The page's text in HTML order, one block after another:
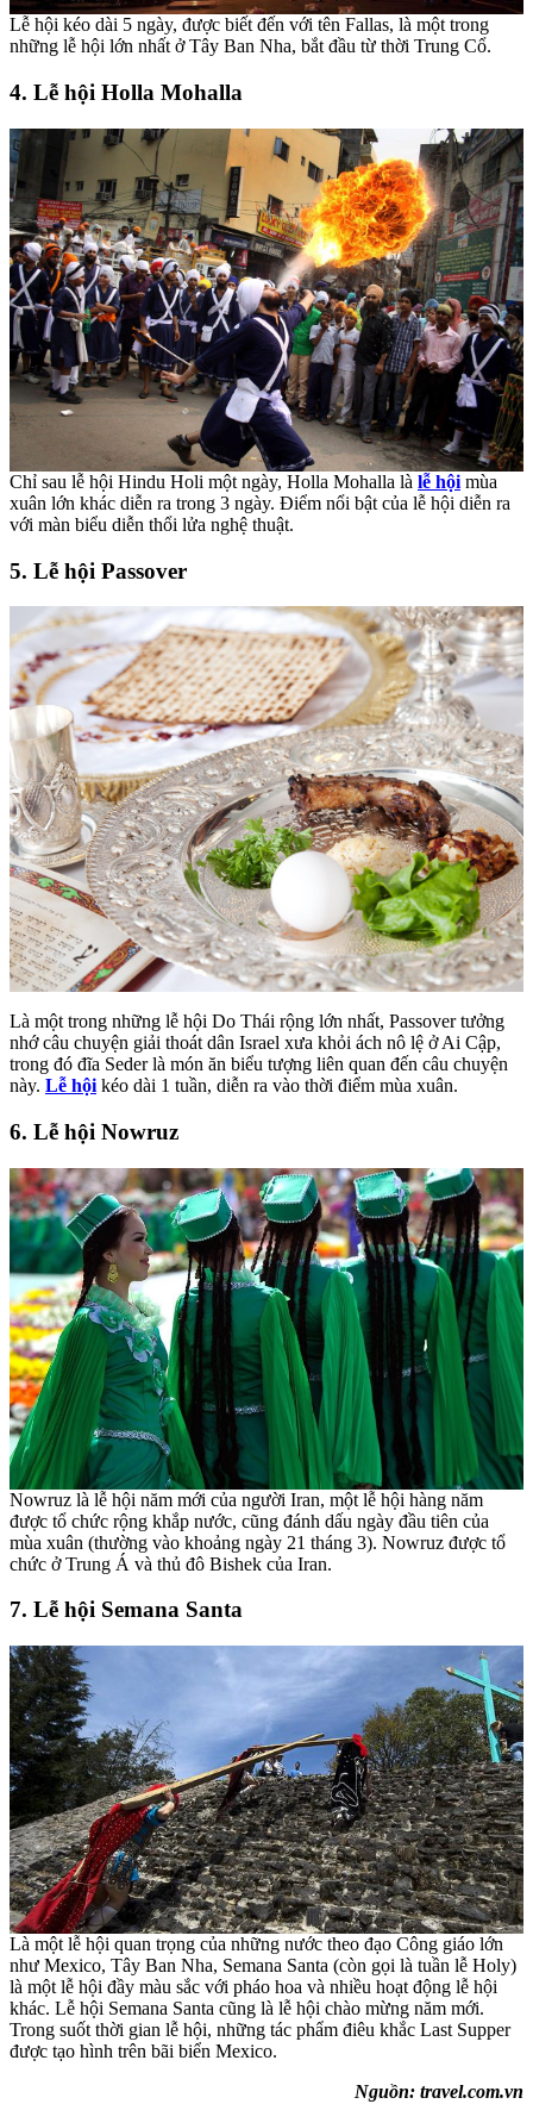
Lễ hội kéo dài 5 ngày, được biết đến với tên Fallas, là một trong
những lễ hội lớn nhất ở Tây Ban Nha, bắt đầu từ thời Trung Cổ.
4. Lễ hội Holla Mohalla
Chỉ sau lễ hội Hindu Holi một ngày, Holla Mohalla là lễ hội mùa
xuân lớn khác diễn ra trong 3 ngày. Điểm nổi bật của lễ hội diễn ra
với màn biểu diễn thổi lửa nghệ thuật.
5. Lễ hội Passover
Là một trong những lễ hội Do Thái rộng lớn nhất, Passover tưởng
nhớ câu chuyện giải thoát dân Israel xưa khỏi ách nô lệ ở Ai Cập,
trong đó đĩa Seder là món ăn biểu tượng liên quan đến câu chuyện
này. Lễ hội kéo dài 1 tuần, diễn ra vào thời điểm mùa xuân.
6. Lễ hội Nowruz
Nowruz là lễ hội năm mới của người Iran, một lễ hội hàng năm
được tổ chức rộng khắp nước, cũng đánh dấu ngày đầu tiên của
mùa xuân (thường vào khoảng ngày 21 tháng 3). Nowruz được tổ
chức ở Trung Á và thủ đô Bishek của Iran.
7. Lễ hội Semana Santa
Là một lễ hội quan trọng của những nước theo đạo Công giáo lớn
như Mexico, Tây Ban Nha, Semana Santa (còn gọi là tuần lễ Holy)
là một lễ hội đầy màu sắc với pháo hoa và nhiều hoạt động lễ hội
khác. Lễ hội Semana Santa cũng là lễ hội chào mừng năm mới.
Trong suốt thời gian lễ hội, những tác phẩm điêu khắc Last Supper
được tạo hình trên bãi biển Mexico.
Nguồn: travel.com.vn